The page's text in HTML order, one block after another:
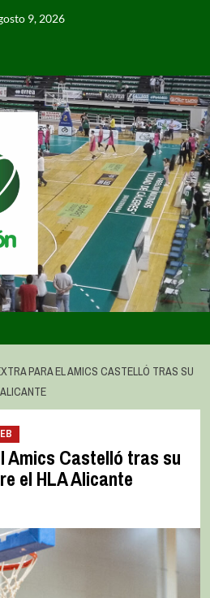
9, 2026
PARA EL AMICS CASTELLÓ TRAS SU
Amics Castelló tras su
el HLA Alicante